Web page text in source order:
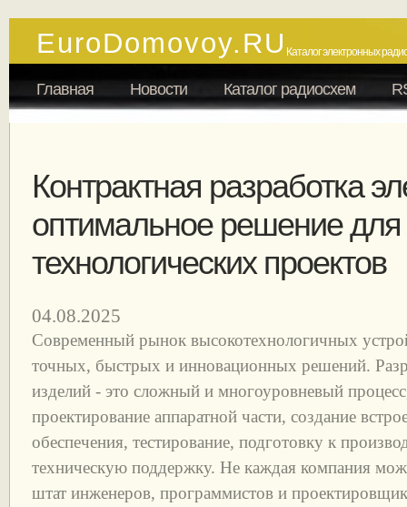
EuroDomovoy.RU Каталог электронных
Главная Новости Каталог радиосхем
Контрактная разработка
оптимальное решение для
технологических проектов
04.08.2025
Современный рынок высокотехнологичных
точных, быстрых и инновационных решений.
изделий - это сложный и многоуровневый
проектирование аппаратной части, создание
обеспечения, тестирование, подготовку к
техническую поддержку. Не каждая компания
штат инженеров, программистов и